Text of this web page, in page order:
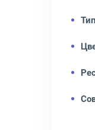
Тип